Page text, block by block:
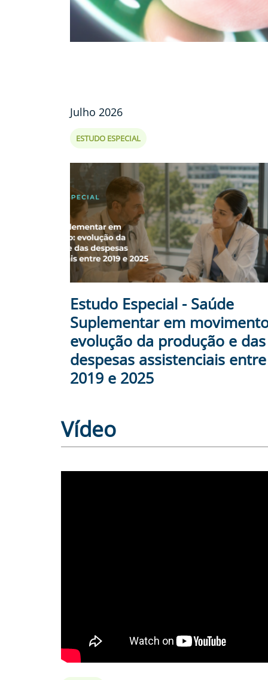
Julho 2026
ESTUDO ESPECIAL
Estudo Especial - Saúde
Suplementar em
evolução da produção e das
despesas assistenciais entre
2019 e 2025
Vídeo